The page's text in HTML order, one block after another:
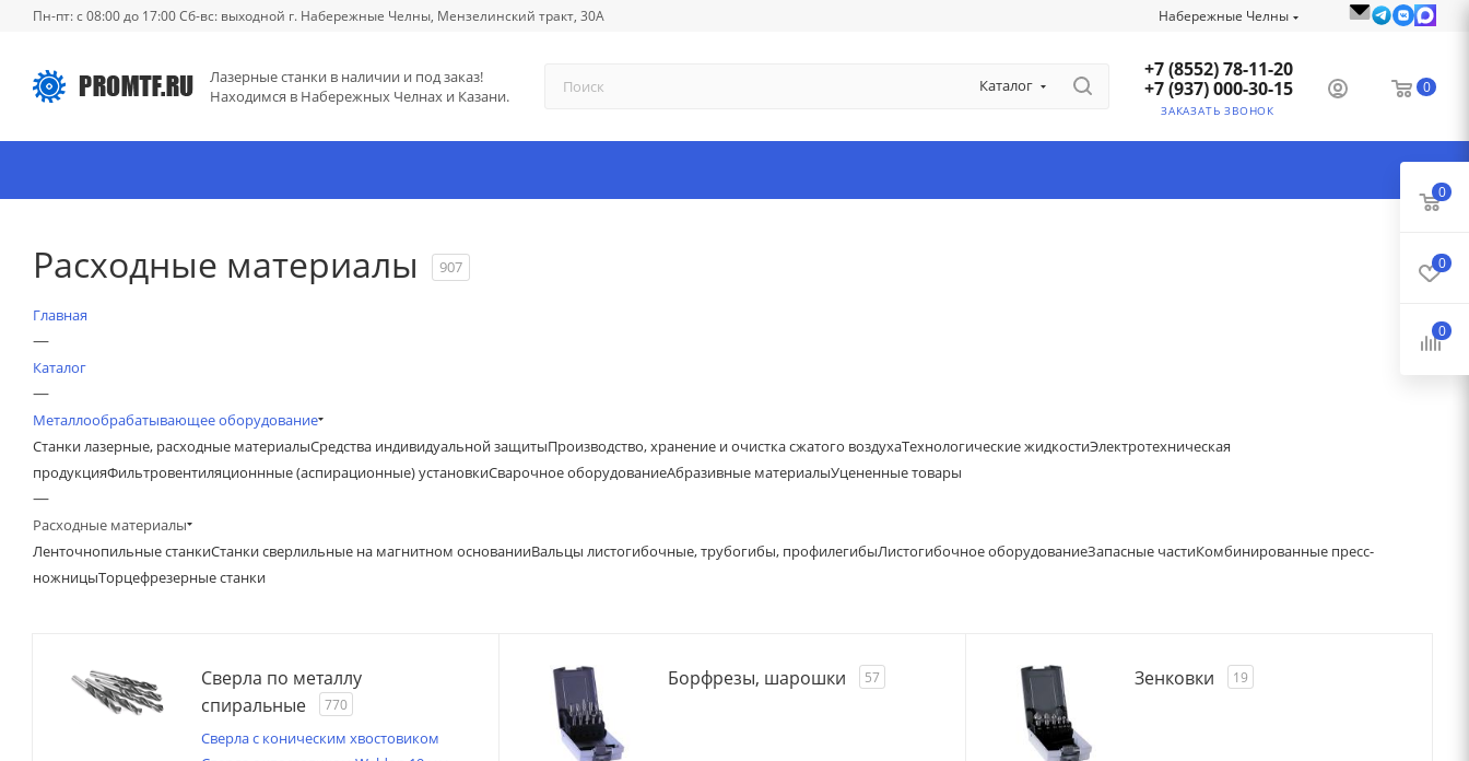
Пн-пт: с 08:00 до 17:00 Сб-вс: выходной г. Набережные Челны, Мензелинский тракт, 30А Набережные Челны
Лазерные станки в наличии и под заказ!
Находимся в Набережных Челнах и Казани.
Каталог
+7 (8552) 78-11-20
+7 (937) 000-30-15
ЗАКАЗАТЬ ЗВОНОК
0
Расходные материалы 907
Главная
—
Каталог
—
Металлообрабатывающее оборудование
Станки лазерные, расходные материалыСредства индивидуальной защитыПроизводство, хранение и очистка сжатого воздухаТехнологические жидкостиЭлектротехническая
продукцияФильтровентиляционнные (аспирационные) установкиСварочное оборудованиеАбразивные материалыУцененные товары
—
Расходные материалы
Ленточнопильные станкиСтанки сверлильные на магнитном основанииВальцы листогибочные, трубогибы, профилегибыЛистогибочное оборудованиеЗапасные частиКомбинированные пресс-
ножницыТорцефрезерные станки
Сверла по металлу
спиральные
770
Сверла с коническим хвостовиком
Борфрезы, шарошки 57 Зенковки 19
0
0
0